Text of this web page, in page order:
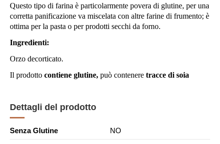
Questo tipo di farina è particolarmente povera di glutine, per una
corretta panificazione va miscelata con altre farine di frumento; è
ottima per la pasta o per prodotti secchi da forno.
Ingredienti:
Orzo decorticato.
Il prodotto contiene glutine, può contenere tracce di soia
Dettagli del prodotto
Senza Glutine NO